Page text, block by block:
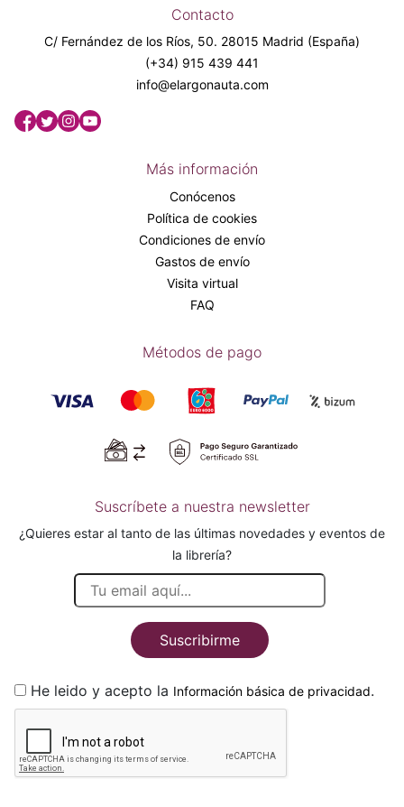
Contacto
C/ Fernández de los Ríos, 50. 28015 Madrid (España)
(+34) 915 439 441
info@elargonauta.com
Más información
Conócenos
Política de cookies
Condiciones de envío
Gastos de envío
Visita virtual
FAQ
Métodos de pago
Suscríbete a nuestra newsletter
¿Quieres estar al tanto de las últimas novedades y eventos de
la librería?
Suscribirme
He leido y acepto la Información básica de privacidad.